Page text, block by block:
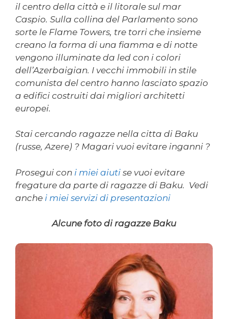
il centro della città e il litorale sul mar
Caspio. Sulla collina del Parlamento sono
sorte le Flame Towers, tre torri che insieme
creano la forma di una fiamma e di notte
vengono illuminate da led con i colori
dell’Azerbaigian. I vecchi immobili in stile
comunista del centro hanno lasciato spazio
a edifici costruiti dai migliori architetti
europei.
Stai cercando ragazze nella citta di Baku
(russe, Azere) ? Magari vuoi evitare inganni ?
Prosegui con i miei aiuti se vuoi evitare
fregature da parte di ragazze di Baku. Vedi
anche i miei servizi di presentazioni
Alcune foto di ragazze Baku